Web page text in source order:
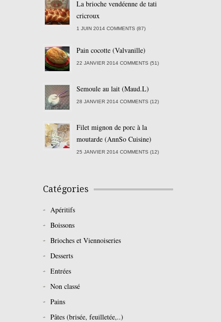
La brioche vendéenne de tati
cricroux
1 JUIN 2014 COMMENTS (87)
Pain cocotte (Valvanille)
22 JANVIER 2014 COMMENTS (51)
Semoule au lait (Maud.L)
28 JANVIER 2014 COMMENTS (12)
Filet mignon de porc à la
moutarde (AnnSo Cuisine)
25 JANVIER 2014 COMMENTS (12)
Catégories
Apéritifs
Boissons
Brioches et Viennoiseries
Desserts
Entrées
Non classé
Pains
Pâtes (brisée, feuilletée,..)